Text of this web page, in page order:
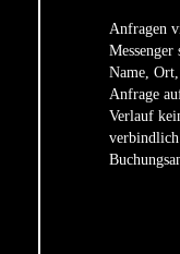
Anfragen
Name,
Anfrage
Verlauf